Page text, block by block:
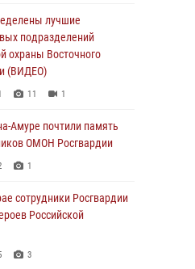
личного
реализации
потерявшей
массового мероприятия
2
акция
лучшие
подразделений
охраны Восточного
(ВИДЕО)
11 1
Амуре почтили память
ОМОН Росгвардии
1
сотрудники Росгвардии
Российской
3